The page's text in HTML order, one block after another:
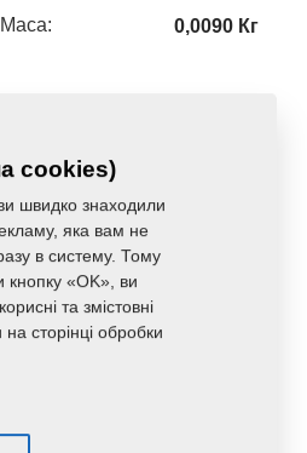
Маса: 0,0090 Кг
cookies)
швидко знаходили
яка вам не
в систему. Тому
кнопку «OK», ви
та змістовні
сторінці обробки